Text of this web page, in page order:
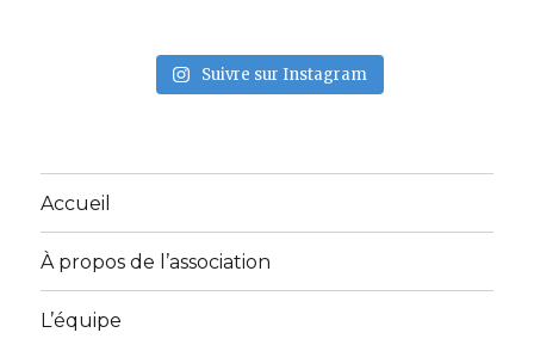
Suivre sur Instagram
Accueil
À propos de l’association
L’équipe